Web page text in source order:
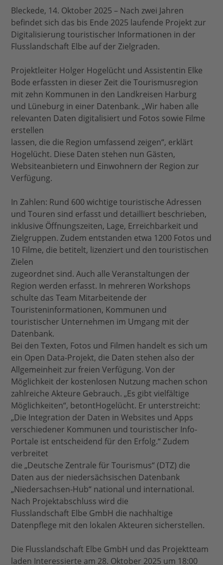
Bleckede, 14. Oktober 2025 – Nach zwei Jahren
befindet sich das bis Ende 2025 laufende Projekt zur
Digitalisierung touristischer Informationen in der
Flusslandschaft Elbe auf der Zielgraden.
Projektleiter Holger Hogelücht und Assistentin Elke
Bode erfassten in dieser Zeit die Tourismusregion
mit zehn Kommunen in den Landkreisen Harburg
und Lüneburg in einer Datenbank. „Wir haben alle
relevanten Daten digitalisiert und Fotos sowie Filme
erstellen
lassen, die die Region umfassend zeigen“, erklärt
Hogelücht. Diese Daten stehen nun Gästen,
Websiteanbietern und Einwohnern der Region zur
Verfügung.
In Zahlen: Rund 600 wichtige touristische Adressen
und Touren sind erfasst und detailliert beschrieben,
inklusive Öffnungszeiten, Lage, Erreichbarkeit und
Zielgruppen. Zudem entstanden etwa 1200 Fotos und
10 Filme, die betitelt, lizenziert und den touristischen
Zielen
zugeordnet sind. Auch alle Veranstaltungen der
Region werden erfasst. In mehreren Workshops
schulte das Team Mitarbeitende der
Touristeninformationen, Kommunen und
touristischer Unternehmen im Umgang mit der
Datenbank.
Bei den Texten, Fotos und Filmen handelt es sich um
ein Open Data-Projekt, die Daten stehen also der
Allgemeinheit zur freien Verfügung. Von der
Möglichkeit der kostenlosen Nutzung machen schon
zahlreiche Akteure Gebrauch. „Es gibt vielfältige
Möglichkeiten“, betontHogelücht. Er unterstreicht:
„Die Integration der Daten in Websites und Apps
verschiedener Kommunen und touristischer Info-
Portale ist entscheidend für den Erfolg.“ Zudem
verbreitet
die „Deutsche Zentrale für Tourismus“ (DTZ) die
Daten aus der niedersächsischen Datenbank
„Niedersachsen-Hub“ national und international.
Nach Projektabschluss wird die
Flusslandschaft Elbe GmbH die nachhaltige
Datenpflege mit den lokalen Akteuren sicherstellen.
Die Flusslandschaft Elbe GmbH und das Projektteam
laden Interessierte am 28. Oktober 2025 um 18:00